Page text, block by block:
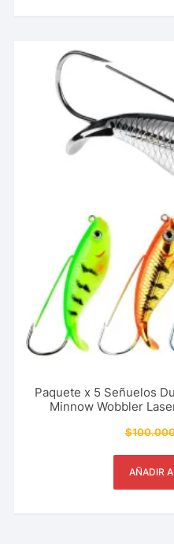
Paquete x 5 Señuelos
Minnow Wobbler
$
AÑADIR